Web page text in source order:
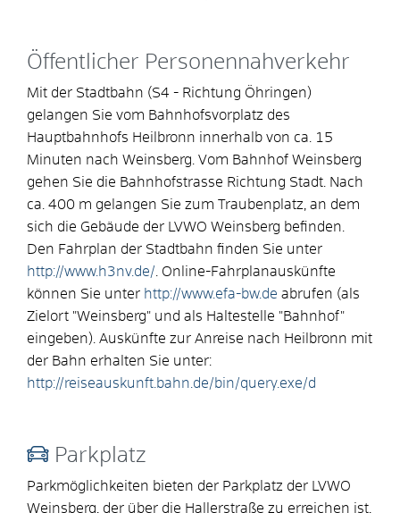
Öffentlicher Personennahverkehr
Mit der Stadtbahn (S4 - Richtung Öhringen)
gelangen Sie vom Bahnhofsvorplatz des
Hauptbahnhofs Heilbronn innerhalb von ca. 15
Minuten nach Weinsberg. Vom Bahnhof Weinsberg
gehen Sie die Bahnhofstrasse Richtung Stadt. Nach
ca. 400 m gelangen Sie zum Traubenplatz, an dem
sich die Gebäude der LVWO Weinsberg befinden.
Den Fahrplan der Stadtbahn finden Sie unter
http://www.h3nv.de/. Online-Fahrplanauskünfte
können Sie unter http://www.efa-bw.de abrufen (als
Zielort "Weinsberg" und als Haltestelle "Bahnhof"
eingeben). Auskünfte zur Anreise nach Heilbronn mit
der Bahn erhalten Sie unter:
http://reiseauskunft.bahn.de/bin/query.exe/d
Parkplatz
Parkmöglichkeiten bieten der Parkplatz der LVWO
Weinsberg, der über die Hallerstraße zu erreichen ist,